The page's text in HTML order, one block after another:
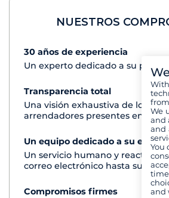
NUESTROS
30 años de experiencia
Un experto dedicado a su
Transparencia total
Una visión exhaustiva de los
arrendadores presentes en
Un equipo dedicado a su
Un servicio humano y reactivo
correo electrónico hasta su
Compromisos firmes
We
and
and
You
and